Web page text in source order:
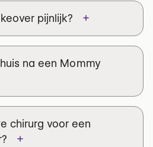
pijnlijk? +
na een Mommy
chirurg voor een
? +